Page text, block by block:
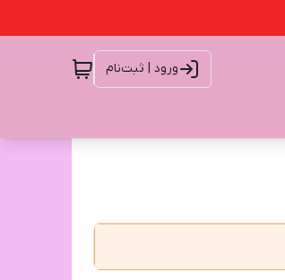
ورود | ثبت‌نام